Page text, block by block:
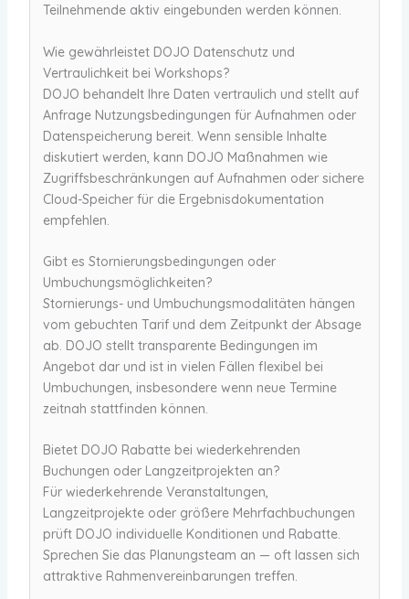
Teilnehmende aktiv eingebunden werden können.
Wie gewährleistet DOJO Datenschutz und
Vertraulichkeit bei Workshops?
DOJO behandelt Ihre Daten vertraulich und stellt auf
Anfrage Nutzungsbedingungen für Aufnahmen oder
Datenspeicherung bereit. Wenn sensible Inhalte
diskutiert werden, kann DOJO Maßnahmen wie
Zugriffsbeschränkungen auf Aufnahmen oder sichere
Cloud-Speicher für die Ergebnisdokumentation
empfehlen.
Gibt es Stornierungsbedingungen oder
Umbuchungsmöglichkeiten?
Stornierungs- und Umbuchungsmodalitäten hängen
vom gebuchten Tarif und dem Zeitpunkt der Absage
ab. DOJO stellt transparente Bedingungen im
Angebot dar und ist in vielen Fällen flexibel bei
Umbuchungen, insbesondere wenn neue Termine
zeitnah stattfinden können.
Bietet DOJO Rabatte bei wiederkehrenden
Buchungen oder Langzeitprojekten an?
Für wiederkehrende Veranstaltungen,
Langzeitprojekte oder größere Mehrfachbuchungen
prüft DOJO individuelle Konditionen und Rabatte.
Sprechen Sie das Planungsteam an — oft lassen sich
attraktive Rahmenvereinbarungen treffen.